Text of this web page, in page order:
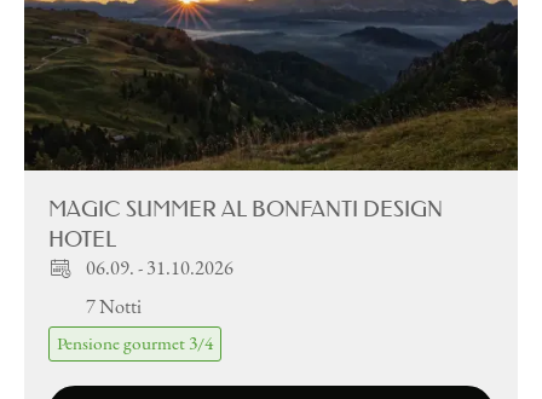
MAGIC SUMMER AL BONFANTI DESIGN
HOTEL
06.09.-31.10.2026
7 Notti
Pensione gourmet 3/4